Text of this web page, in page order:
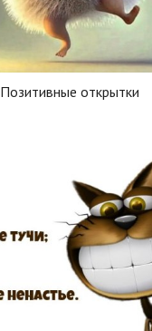
Позитивные открытки